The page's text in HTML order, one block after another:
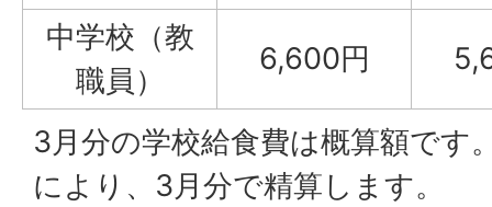
中学校（教
職員）
6,600円
3月分の学校給食費は概算額です
により、3月分で精算します。